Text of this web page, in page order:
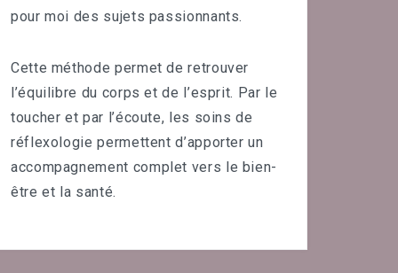
pour moi des sujets passionnants.
Cette méthode permet de retrouver
l’équilibre du corps et de l’esprit. Par le
toucher et par l’écoute, les soins de
réflexologie permettent d’apporter un
accompagnement complet vers le bien-
être et la santé.